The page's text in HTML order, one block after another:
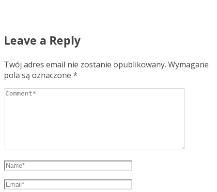
Leave a Reply
Twój adres email nie zostanie opublikowany. Wymagane
pola są oznaczone *